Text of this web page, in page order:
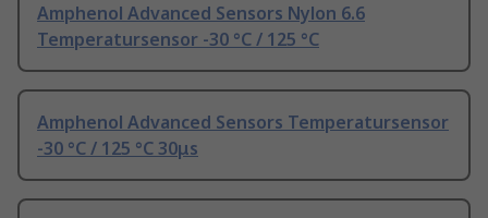
Amphenol Advanced Sensors Nylon 6.6
Temperatursensor -30 °C / 125 °C
Amphenol Advanced Sensors Temperatursensor
-30 °C / 125 °C 30μs